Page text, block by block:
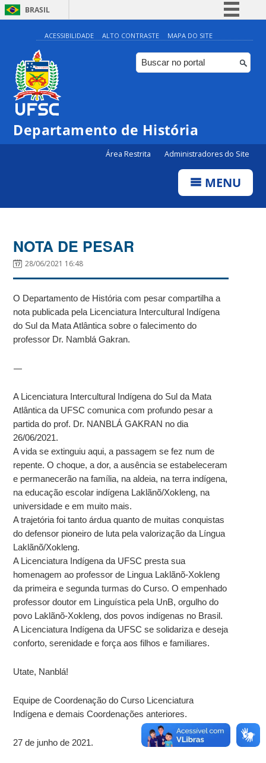
BRASIL
Simplifique!
Comunica BR
Participe
Canais
ACESSIBILIDADE ALTO CONTRASTE MAPA DO SITE
Departamento de História
Área Restrita Administradores do Site
MENU
NOTA DE PESAR
28/06/2021 16:48
O Departamento de História com pesar compartilha a
nota publicada pela Licenciatura Intercultural Indígena
do Sul da Mata Atlântica sobre o falecimento do
professor Dr. Namblá Gakran.
—
A Licenciatura Intercultural Indígena do Sul da Mata
Atlântica da UFSC comunica com profundo pesar a
partida do prof. Dr. NANBLÁ GAKRAN no dia
26/06/2021.
A vida se extinguiu aqui, a passagem se fez num de
repente. O choque, a dor, a ausência se estabeleceram
e permanecerão na família, na aldeia, na terra indígena,
na educação escolar indígena Laklãnõ/Xokleng, na
universidade e em muito mais.
A trajetória foi tanto árdua quanto de muitas conquistas
do defensor pioneiro de luta pela valorização da Língua
Laklãnõ/Xokleng.
A Licenciatura Indígena da UFSC presta sua
homenagem ao professor de Lingua Laklãnõ-Xokleng
da primeira e segunda turmas do Curso. O empenhado
professor doutor em Linguística pela UnB, orgulho do
povo Laklãnõ-Xokleng, dos povos indígenas no Brasil.
A Licenciatura Indígena da UFSC se solidariza e deseja
conforto, serenidade e força aos filhos e familiares.
Utate, Nanblá!
Equipe de Coordenação do Curso Licenciatura
Indígena e demais Coordenações anteriores.
27 de junho de 2021.